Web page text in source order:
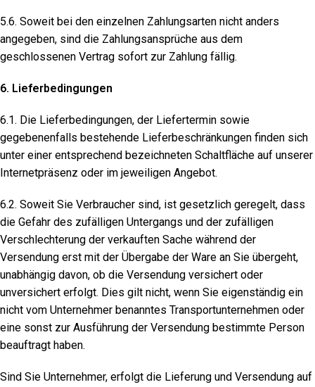
5.6. Soweit bei den einzelnen Zahlungsarten nicht anders
angegeben, sind die Zahlungsansprüche aus dem
geschlossenen Vertrag sofort zur Zahlung fällig.
6. Lieferbedingungen
6.1. Die Lieferbedingungen, der Liefertermin sowie
gegebenenfalls bestehende Lieferbeschränkungen finden sich
unter einer entsprechend bezeichneten Schaltfläche auf unserer
Internetpräsenz oder im jeweiligen Angebot.
6.2. Soweit Sie Verbraucher sind, ist gesetzlich geregelt, dass
die Gefahr des zufälligen Untergangs und der zufälligen
Verschlechterung der verkauften Sache während der
Versendung erst mit der Übergabe der Ware an Sie übergeht,
unabhängig davon, ob die Versendung versichert oder
unversichert erfolgt. Dies gilt nicht, wenn Sie eigenständig ein
nicht vom Unternehmer benanntes Transportunternehmen oder
eine sonst zur Ausführung der Versendung bestimmte Person
beauftragt haben.
Sind Sie Unternehmer, erfolgt die Lieferung und Versendung auf